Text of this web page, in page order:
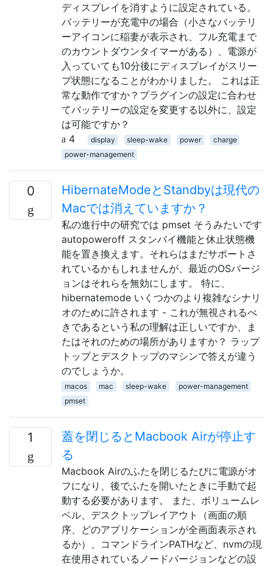
ディスプレイを消すように設定されている。
バッテリーが充電中の場合（小さなバッテリ
ーアイコンに稲妻が表示され、フル充電まで
のカウントダウンタイマーがある）、電源が
入っていても10分後にディスプレイがスリー
プ状態になることがわかりました。 これは正
常な動作ですか？プラグインの設定に合わせ
てバッテリーの設定を変更する以外に、設定
は可能ですか？
4
display sleep-wake power
charge
power-management
0
HibernateModeとStandbyは現代の
Macでは消えていますか？
私の進行中の研究では pmset そうみたいです
autopoweroff スタンバイ機能と休止状態機
能を置き換えます。それらはまだサポートさ
れているかもしれませんが、最近のOSバージ
ョンはそれらを無効にします。 特に、
hibernatemode いくつかのより複雑なシナリ
オのために許されます - これが無視されるべ
きであるという私の理解は正しいですか、ま
たはそれのための場所がありますか？ ラップ
トップとデスクトップのマシンで答えが違う
のでしょうか。
macos mac sleep-wake
power-management
pmset
1
蓋を閉じるとMacbook Airが停止す
る
Macbook Airのふたを閉じるたびに電源がオ
フになり、後でふたを開いたときに手動で起
動する必要があります。 また、ボリュームレ
ベル、デスクトップレイアウト（画面の順
序、どのアプリケーションが全画面表示され
るか）、コマンドラインPATHなど、nvmの現
在使用されているノードバージョンなどの設